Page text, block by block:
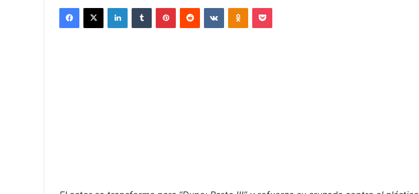
Facebook
X LinkedInTumblr PinterestReddit VKontakteOdnoklassniki
Pocket